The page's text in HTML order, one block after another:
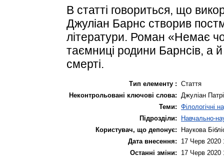
В статті говориться, що
Джуліан Барнс створив
літератури. Роман «Немає
таємниці родини Барнсів, а
смерті.
Тип елементу : Стаття
Неконтрольовані ключові слова:
Джуліан
Теми: Філологічні
Підрозділи:
Навчально-
Користувач, що депонує:
Наукова
Дата внесення:
17 Черв 2020
Останні зміни:
17 Черв 2020